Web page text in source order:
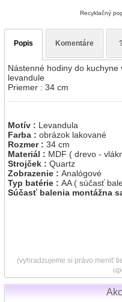
Recyklačný
Popis Komentáre
Nástenné hodiny do
levandule
Priemer : 34 cm
Motív : Levandula
Farba : obrázok lakované
Rozmer : 34 cm
Materiál : MDF ( drevo -
Strojček : Quartz
Zobrazenie : Analógové
Typ batérie : AA ( súčasť
Súčasť balenia montážna
(vyhradzujeme si právo meniť